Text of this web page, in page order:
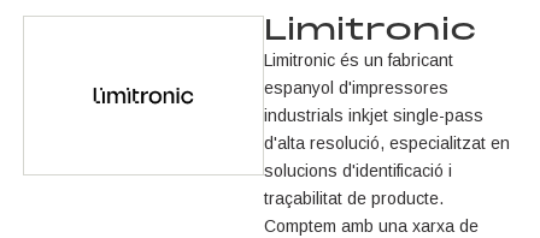
Limitronic
Limitronic és un fabricant
espanyol d'impressores
industrials inkjet single-pass
d'alta resolució, especialitzat en
solucions d'identificació i
traçabilitat de producte.
Comptem amb una xarxa de